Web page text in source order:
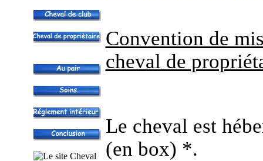
Convention de
cheval de
Le cheval est
(en box) *.